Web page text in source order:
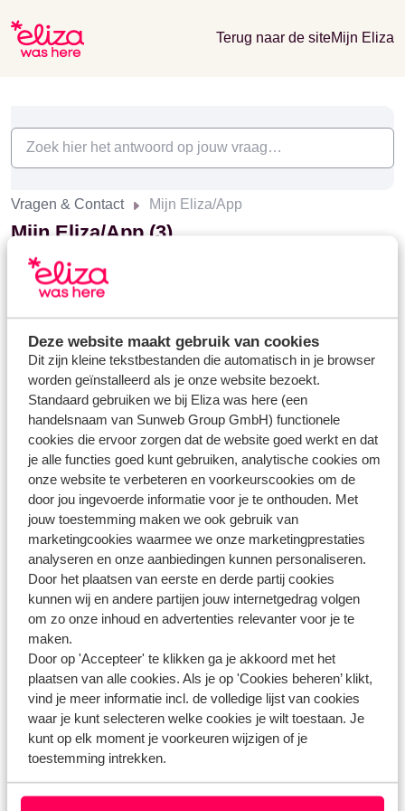
Deze website maakt gebruik van cookies
Dit zijn kleine tekstbestanden die automatisch in je browser
worden geïnstalleerd als je onze website bezoekt.
Standaard gebruiken we bij Eliza was here (een
handelsnaam van Sunweb Group GmbH) functionele
cookies die ervoor zorgen dat de website goed werkt en dat
je alle functies goed kunt gebruiken, analytische cookies om
onze website te verbeteren en voorkeurscookies om de
door jou ingevoerde informatie voor je te onthouden. Met
jouw toestemming maken we ook gebruik van
marketingcookies waarmee we onze marketingprestaties
analyseren en onze aanbiedingen kunnen personaliseren.
Door het plaatsen van eerste en derde partij cookies
kunnen wij en andere partijen jouw internetgedrag volgen
om zo onze inhoud en advertenties relevanter voor je te
maken.
Door op 'Accepteer' te klikken ga je akkoord met het
plaatsen van alle cookies. Als je op 'Cookies beheren’ klikt,
vind je meer informatie incl. de volledige lijst van cookies
waar je kunt selecteren welke cookies je wilt toestaan. Je
kunt op elk moment je voorkeuren wijzigen of je
toestemming intrekken.
Terug naar de siteMijn Eliza
Vragen & Contact Mijn Eliza/App
Mijn Eliza/App (3)
Inloggen
Wijzigen op Mijn Eliza/App
Eliza app
Heb jij jouw antwoord niet gevonden?
Whatsapp ons!
WhatsApp ons op het nummer+31102700820 . Je
kunt ons op hetzelfde nummer ook bellen, houd dan
rekening met langere wachttijden.
Openingstijden:
Maandag t/m vrijdag: 09:00-18:00
Zaterdag: 10:00-17:00